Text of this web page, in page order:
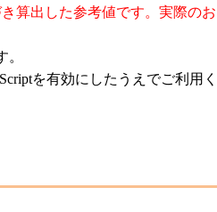
算出した参考値です。実際のお
を有効にしたうえでご利用く